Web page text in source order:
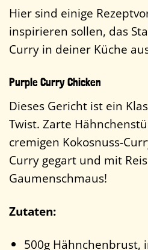
Hier sind einige
inspirieren sollen, das
Curry in deiner Küche
Purple Curry Chicken
Dieses Gericht ist ein
Twist. Zarte
cremigen Kokosnuss-
Curry gegart und mit
Gaumenschmaus!
Zutaten:
500g Hähnchenbrust,